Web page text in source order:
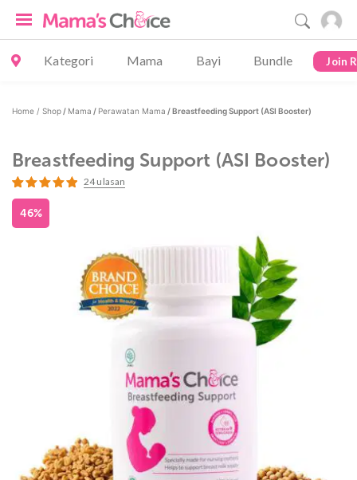
Kategori Mama Bayi Bundle Join
Home / Shop / Mama / Perawatan Mama / Breastfeeding Support (ASI Booster)
Breastfeeding Support (ASI Booster)
Peringkat
5.00dari 5
24
24ulasan
46%